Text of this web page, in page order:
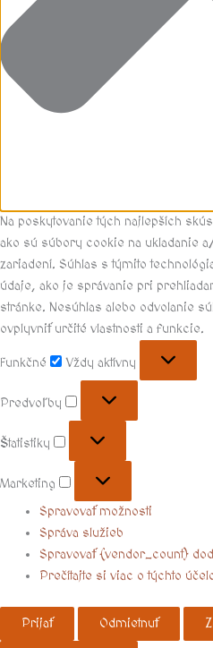
Na poskytovanie tých najlepších
ako sú súbory cookie na ukladanie
zariadení. Súhlas s týmito
údaje, ako je správanie pri
stránke. Nesúhlas alebo odvolanie
ovplyvniť určité vlastnosti a funkcie.
Funkčné Vždy aktívny
Predvoľby
Štatistiky
Marketing
Spravovať možnosti
Správa služieb
Spravovať {vendor_count}
Prečítajte si viac o týchto
Prijať Odmietnuť